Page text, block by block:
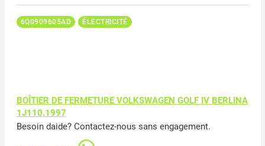
6Q0909605AD ÉLECTRICITÉ
BOÎTIER DE FERMETURE VOLKSWAGEN GOLF IV BERLINA
1J110.1997
Besoin daide? Contactez-nous sans engagement.